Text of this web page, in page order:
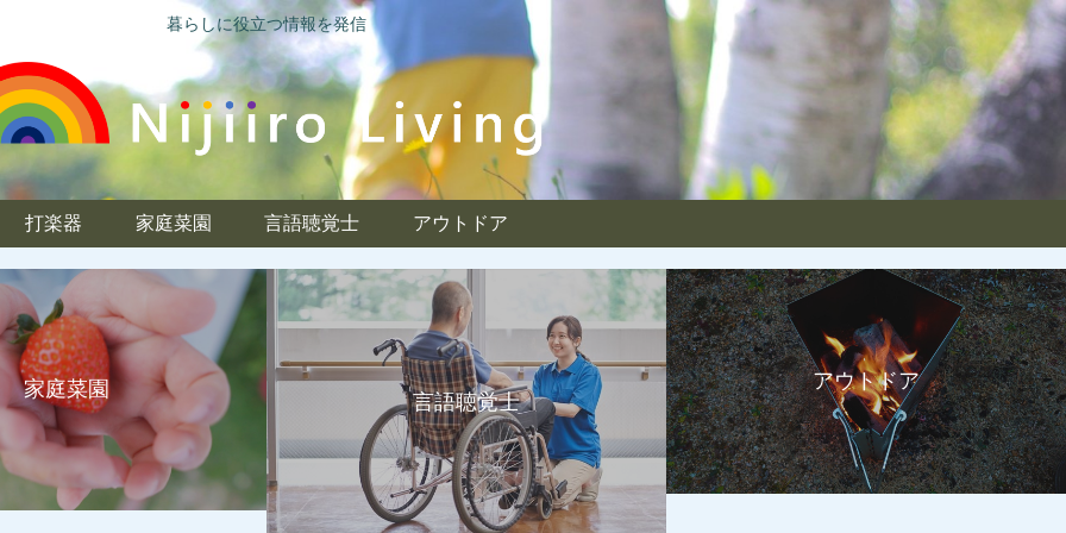
暮らしに役立つ情報を発信
打楽器 家庭菜園 言語聴覚士 アウトドア
家庭菜園
言語聴覚士
アウトドア